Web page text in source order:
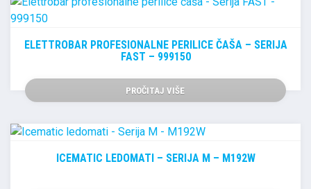
ELETTROBAR PROFESIONALNE PERILICE ČAŠA – SERIJA
FAST – 999150
PROČITAJ VIŠE
ICEMATIC LEDOMATI – SERIJA M – M192W